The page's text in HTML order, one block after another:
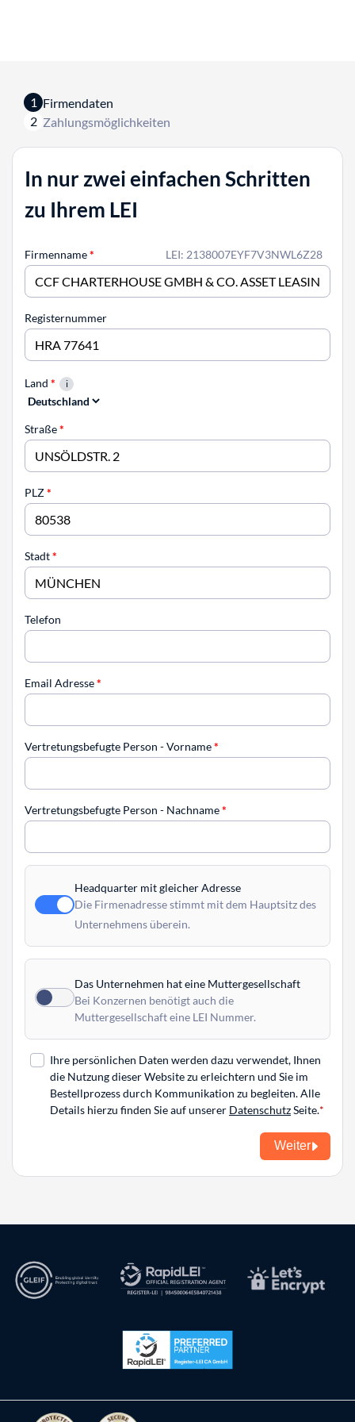
1 Firmendaten
2 Zahlungsmöglichkeiten
In nur zwei einfachen Schritten
zu Ihrem LEI
LEI: 2138007EYF7V3NWL6Z28
Firmenname*
Registernummer
Land *
Straße*
PLZ*
Stadt*
Telefon
Email Adresse*
Vertretungsbefugte Person - Vorname*
Vertretungsbefugte Person - Nachname*
Headquarter mit gleicher Adresse
Die Firmenadresse stimmt mit dem Hauptsitz des
Unternehmens überein.
Das Unternehmen hat eine Muttergesellschaft
Bei Konzernen benötigt auch die
Muttergesellschaft eine LEI Nummer.
Ihre persönlichen Daten werden dazu verwendet, Ihnen
die Nutzung dieser Website zu erleichtern und Sie im
Bestellprozess durch Kommunikation zu begleiten. Alle
Details hierzu finden Sie auf unserer DatenschutzSeite.
Weiter